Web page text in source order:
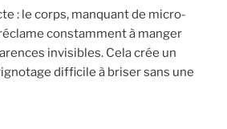
: le corps, manquant de micro-
constamment à manger
invisibles. Cela crée un
difficile à briser sans une